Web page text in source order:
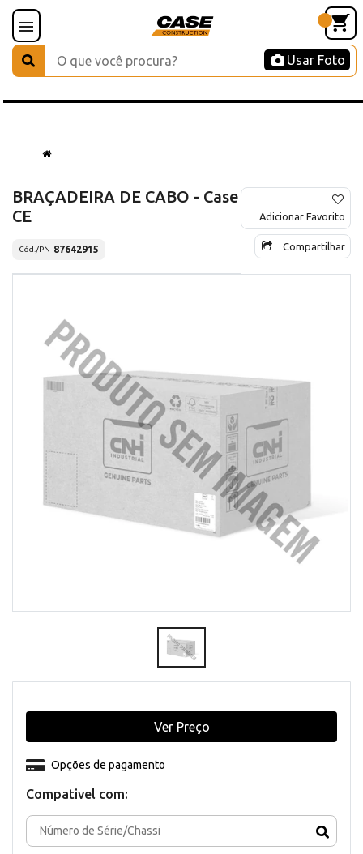
Usar Foto
BRAÇADEIRA DE CABO - Case
CE
Cód./PN 87642915
Adicionar Favorito
Compartilhar
Compativel com:
Opções de pagamento
Ver Preço